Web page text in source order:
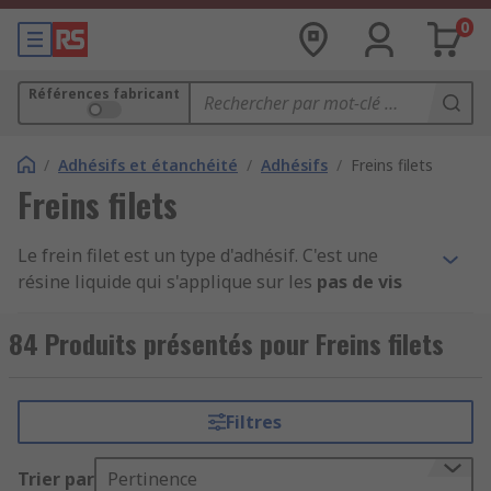
0
Références fabricant
/ Adhésifs et étanchéité / Adhésifs / Freins filets
Freins filets
Le frein filet est un type d'adhésif. C'est une
résine liquide qui s'applique sur les pas de vis
corrosion. Le frein filet, lorsqu'il est appliqué sur
les filetages et taraudage, durcit et bloque la vis
au produit de s'écouler uniformément dans les
rainures des filetages et de durcir
progressivement. L'adhésif durci offre une plus
84 Produits présentés pour Freins filets
Filtres
Trier par Pertinence